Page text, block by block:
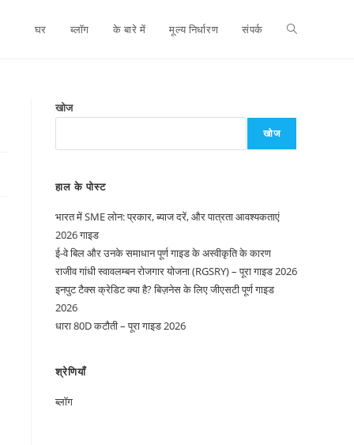
घर ब्लॉग के बारे में मूल्य निर्धारण संपर्क
खोज
खोज
हाल के पोस्ट
भारत में SME लोन: प्रकार, ब्याज दरें, और पात्रता आवश्यकताएं
2026 गाइड
ई-वे बिल और उनके समाधान पूर्ण गाइड के अस्वीकृति के कारण
राजीव गांधी स्वावलम्बन रोजगार योजना (RGSRY) – पूरा गाइड 2026
इनपुट टैक्स क्रेडिट क्या है? बिज़नेस के लिए जीएसटी पूर्ण गाइड
2026
धारा 80D कटौती – पूरा गाइड 2026
श्रेणियाँ
ब्लॉग